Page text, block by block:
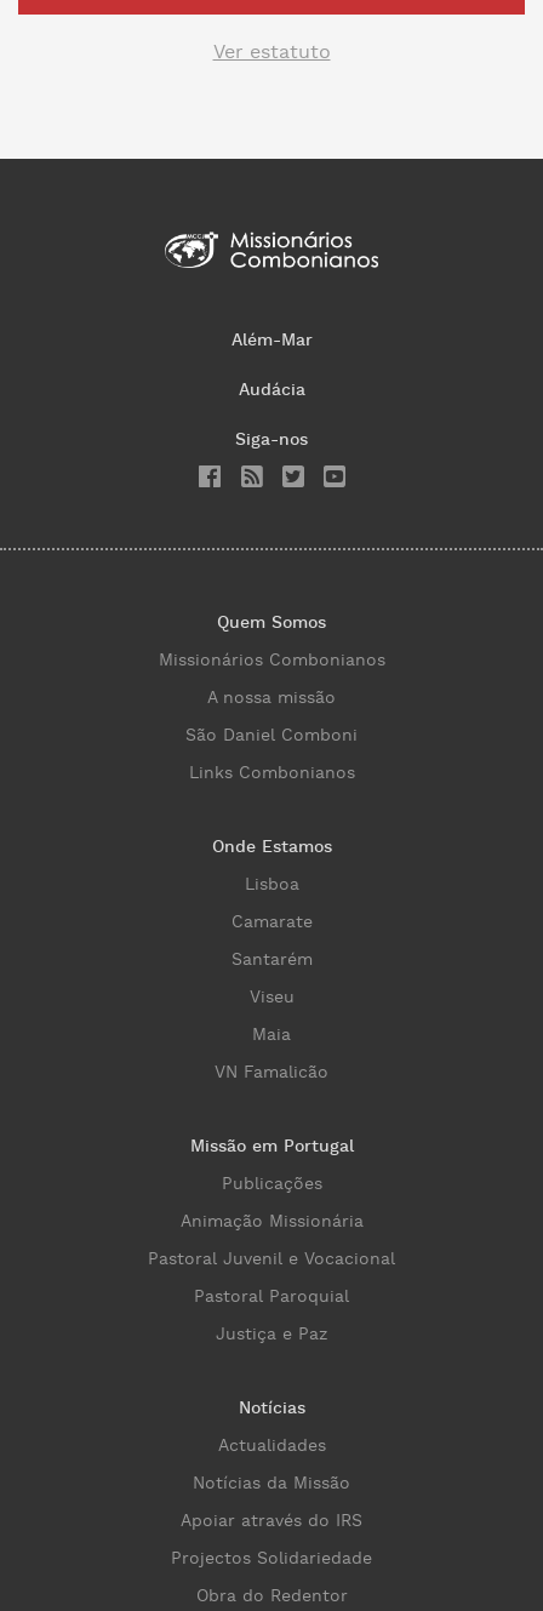
Ver estatuto
Além-Mar
Audácia
Siga-nos
Quem Somos
Missionários Combonianos
A nossa missão
São Daniel Comboni
Links Combonianos
Onde Estamos
Lisboa
Camarate
Santarém
Viseu
Maia
VN Famalicão
Missão em Portugal
Publicações
Animação Missionária
Pastoral Juvenil e Vocacional
Pastoral Paroquial
Justiça e Paz
Notícias
Actualidades
Notícias da Missão
Apoiar através do IRS
Projectos Solidariedade
Obra do Redentor